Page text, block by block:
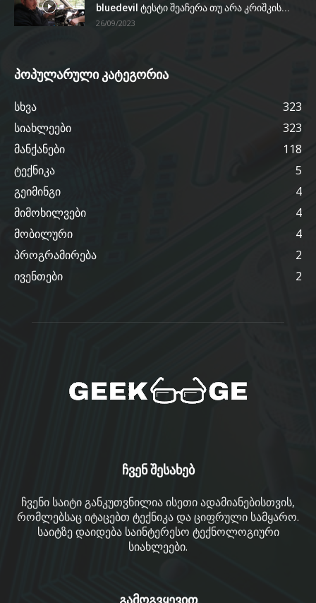
bluedevil ტესტი შეაჩერა თუ არა კრიშკის...
26/09/2023
პოპულარული კატეგორია
სხვა
323
სიახლეები
323
მანქანები
118
ტექნიკა
5
გეიმინგი
4
მიმოხილვები
4
მობილური
4
პროგრამირება
2
ივენთები
2
ჩვენ შესახებ
ჩვენი საიტი განკუთვნილია ისეთი ადამიანებისთვის,
რომლებსაც იტაცებთ ტექნიკა და ციფრული სამყარო.
საიტზე დაიდება საინტერესო ტექნოლოგიური
სიახლეები.
გამოგვყევით